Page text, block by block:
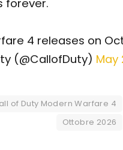
forever.
4 releases on
(@CallofDuty) May
of Duty Modern Warfare 4
Ottobre 2026